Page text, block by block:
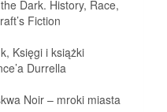
Dark. History, Race,
Fiction
Księgi i książki
Durrella
Noir – mroki miasta